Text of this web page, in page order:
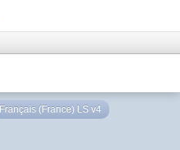
Français (France) LS v4